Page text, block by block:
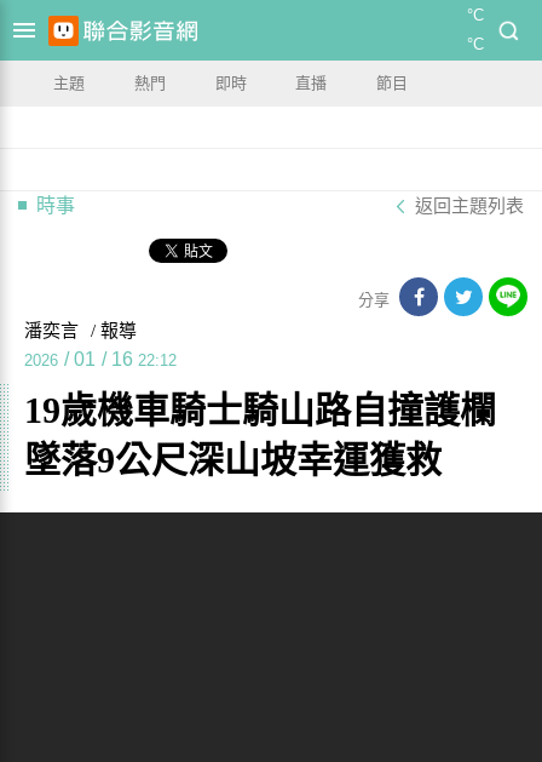
°C
°C
主題 熱門 即時 直播 節目
時事 返回主題列表
分享
潘奕言 / 報導
2026 / 01 / 16 22:12
19歲機車騎士騎山路自撞護欄
墜落9公尺深山坡幸運獲救